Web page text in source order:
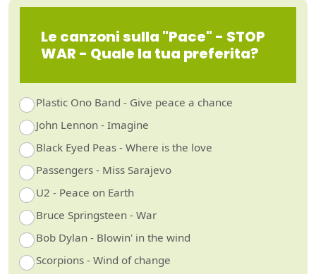
Le canzoni sulla "Pace" - STOP
WAR - Quale la tua preferita?
Plastic Ono Band - Give peace a chance
John Lennon - Imagine
Black Eyed Peas - Where is the love
Passengers - Miss Sarajevo
U2 - Peace on Earth
Bruce Springsteen - War
Bob Dylan - Blowin' in the wind
Scorpions - Wind of change